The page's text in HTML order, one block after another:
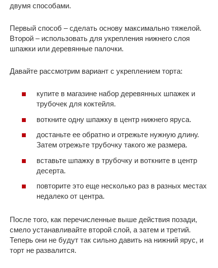
двумя способами.
Первый способ – сделать основу максимально тяжелой.
Второй – использовать для укрепления нижнего слоя
шпажки или деревянные палочки.
Давайте рассмотрим вариант с укреплением торта:
купите в магазине набор деревянных шпажек и
трубочек для коктейля.
воткните одну шпажку в центр нижнего яруса.
достаньте ее обратно и отрежьте нужную длину.
Затем отрежьте трубочку такого же размера.
вставьте шпажку в трубочку и воткните в центр
десерта.
повторите это еще несколько раз в разных местах
недалеко от центра.
После того, как перечисленные выше действия позади,
смело устанавливайте второй слой, а затем и третий.
Теперь они не будут так сильно давить на нижний ярус, и
торт не развалится.